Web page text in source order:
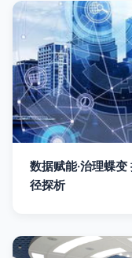
数据赋能·治理蝶
径探析